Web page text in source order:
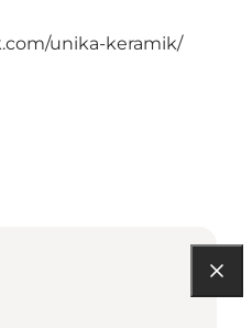
unika-keramik/